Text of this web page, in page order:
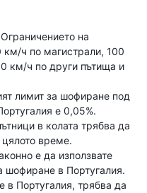
на
км/ч по магистрали, 100
км/ч по други пътища и
лимит за шофиране под
е 0,05%.
в колата трябва да
цялото време.
е да използвате
шофиране в Португалия.
в Португалия, трябва да